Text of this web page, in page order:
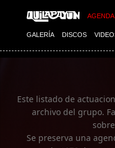
AGENDA
GALERÍA DISCOS
Imagen 01
Este listado de
archivo del grupo.
Se preserva una